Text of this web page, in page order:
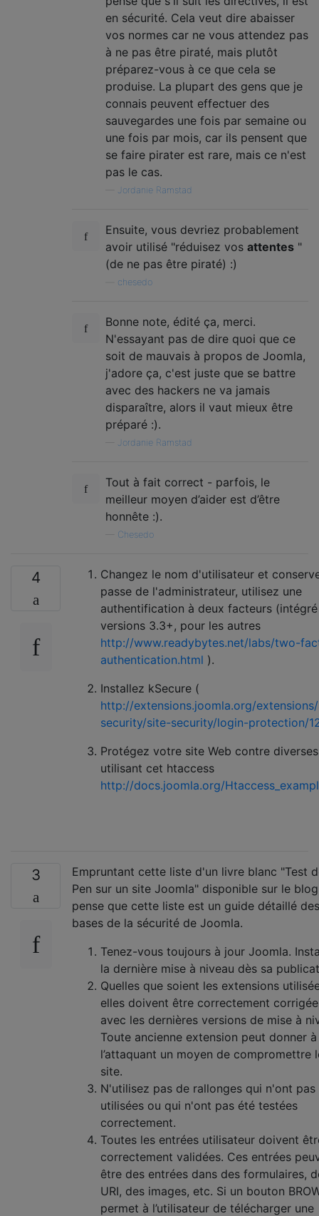
en sécurité. Cela veut dire abaisser
vos normes car ne vous attendez pas
à ne pas être piraté, mais plutôt
préparez-vous à ce que cela se
produise. La plupart des gens que je
connais peuvent effectuer des
sauvegardes une fois par semaine ou
une fois par mois, car ils pensent que
se faire pirater est rare, mais ce n'est
pas le cas.
Jordanie Ramstad
Ensuite, vous devriez probablement
avoir utilisé "réduisez vos attentes "
(de ne pas être piraté) :)
chesedo
Bonne note, édité ça, merci.
N'essayant pas de dire quoi que ce
soit de mauvais à propos de Joomla,
j'adore ça, c'est juste que se battre
avec des hackers ne va jamais
disparaître, alors il vaut mieux être
préparé :).
Jordanie Ramstad
Tout à fait correct - parfois, le
meilleur moyen d’aider est d’être
honnête :).
Chesedo
4
Changez le nom d'utilisateur et
passe de l'administrateur, utilisez une
authentification à deux facteurs
versions 3.3+, pour les autres
http://www.readybytes.net/labs/two-
authentication.html ).
Installez kSecure (
http://extensions.joomla.org/
security/site-security/login-protection/
Protégez votre site Web contre
utilisant cet htaccess
http://docs.joomla.org/
3
Empruntant cette liste d'un livre blanc "Test
Pen sur un site Joomla" disponible sur le
pense que cette liste est un guide détaillé des
bases de la sécurité de Joomla.
Tenez-vous toujours à jour Joomla.
la dernière mise à niveau dès sa
Quelles que soient les extensions
elles doivent être correctement
avec les dernières versions de mise à
Toute ancienne extension peut donner à
l’attaquant un moyen de compromettre
site.
N'utilisez pas de rallonges qui n'ont pas
utilisées ou qui n'ont pas été testées
correctement.
Toutes les entrées utilisateur doivent
correctement validées. Ces entrées
être des entrées dans des formulaires,
URI, des images, etc. Si un bouton
permet à l’utilisateur de télécharger une